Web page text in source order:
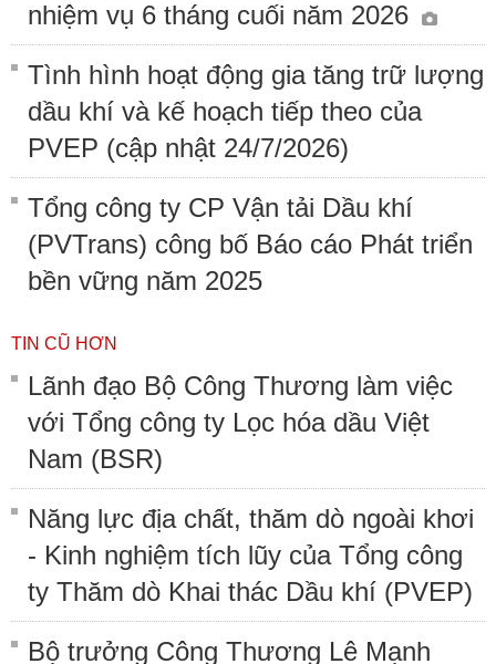
nhiệm vụ 6 tháng cuối năm 2026
Tình hình hoạt động gia tăng trữ lượng
dầu khí và kế hoạch tiếp theo của
PVEP (cập nhật 24/7/2026)
Tổng công ty CP Vận tải Dầu khí
(PVTrans) công bố Báo cáo Phát triển
bền vững năm 2025
TIN CŨ HƠN
Lãnh đạo Bộ Công Thương làm việc
với Tổng công ty Lọc hóa dầu Việt
Nam (BSR)
Năng lực địa chất, thăm dò ngoài khơi
- Kinh nghiệm tích lũy của Tổng công
ty Thăm dò Khai thác Dầu khí (PVEP)
Bộ trưởng Công Thương Lê Mạnh